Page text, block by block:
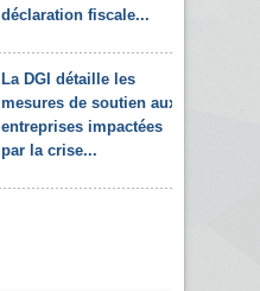
déclaration fiscale...
La DGI détaille les
mesures de soutien aux
entreprises impactées
par la crise...